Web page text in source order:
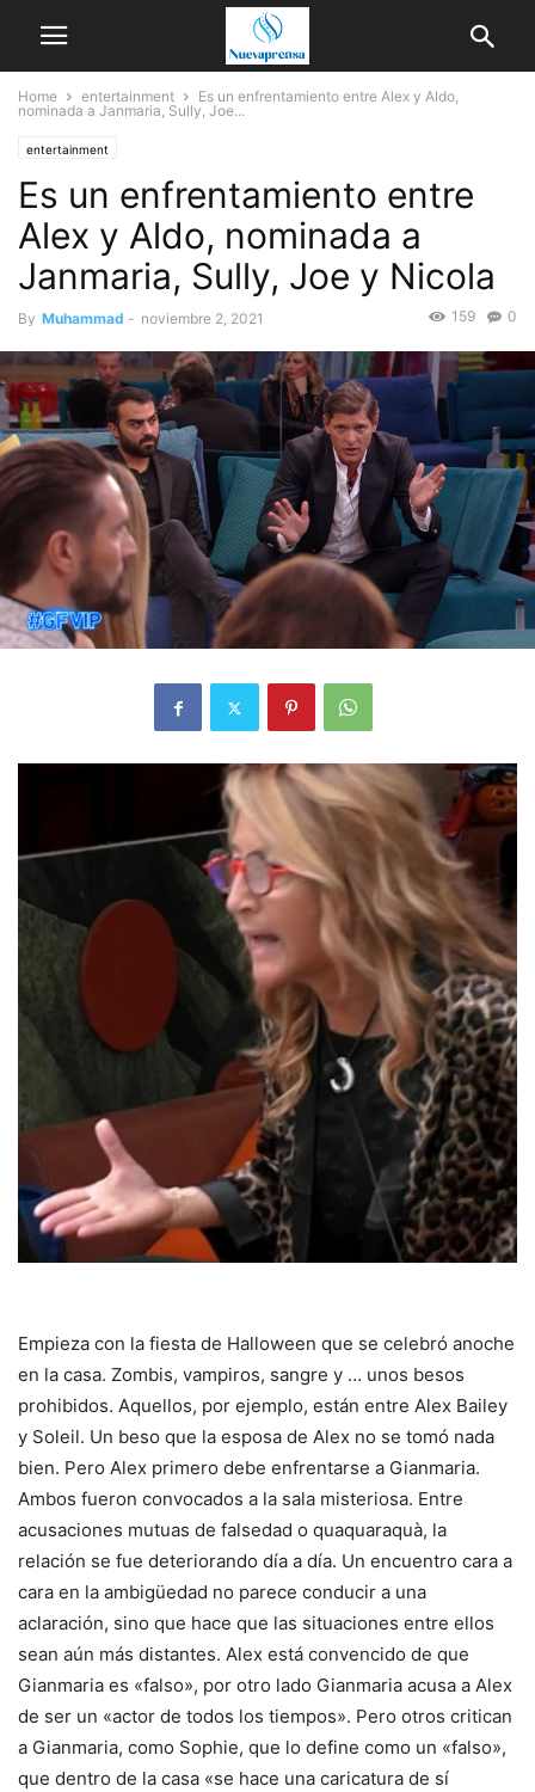
Home entertainment
Es un enfrentamiento entre Alex y Aldo,
nominada a Janmaria, Sully, Joe...
entertainment
Es un enfrentamiento entre
Alex y Aldo, nominada a
Janmaria, Sully, Joe y Nicola
By Muhammad - noviembre 2, 2021 0
159
Empieza con la fiesta de Halloween que se celebró anoche
en la casa. Zombis, vampiros, sangre y … unos besos
prohibidos. Aquellos, por ejemplo, están entre Alex Bailey
y Soleil. Un beso que la esposa de Alex no se tomó nada
bien. Pero Alex primero debe enfrentarse a Gianmaria.
Ambos fueron convocados a la sala misteriosa. Entre
acusaciones mutuas de falsedad o quaquaraquà, la
relación se fue deteriorando día a día. Un encuentro cara a
cara en la ambigüedad no parece conducir a una
aclaración, sino que hace que las situaciones entre ellos
sean aún más distantes. Alex está convencido de que
Gianmaria es «falso», por otro lado Gianmaria acusa a Alex
de ser un «actor de todos los tiempos». Pero otros critican
a Gianmaria, como Sophie, que lo define como un «falso»,
que dentro de la casa «se hace una caricatura de sí